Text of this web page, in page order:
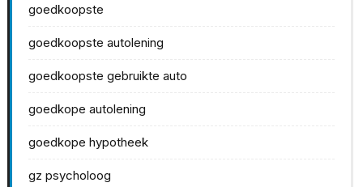
goedkoopste
goedkoopste autolening
goedkoopste gebruikte auto
goedkope autolening
goedkope hypotheek
gz psycholoog